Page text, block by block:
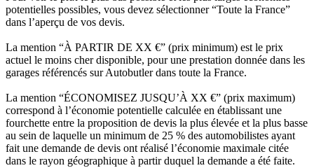
potentielles possibles, vous devez sélectionner “Toute la France”
dans l’aperçu de vos devis.
La mention “À PARTIR DE XX €” (prix minimum) est le prix
actuel le moins cher disponible, pour une prestation donnée dans les
garages référencés sur Autobutler dans toute la France.
La mention “ÉCONOMISEZ JUSQU’À XX €” (prix maximum)
correspond à l’économie potentielle calculée en établissant une
fourchette entre la proposition de devis la plus élevée et la plus basse
au sein de laquelle un minimum de 25 % des automobilistes ayant
fait une demande de devis ont réalisé l’économie maximale citée
dans le rayon géographique à partir duquel la demande a été faite.